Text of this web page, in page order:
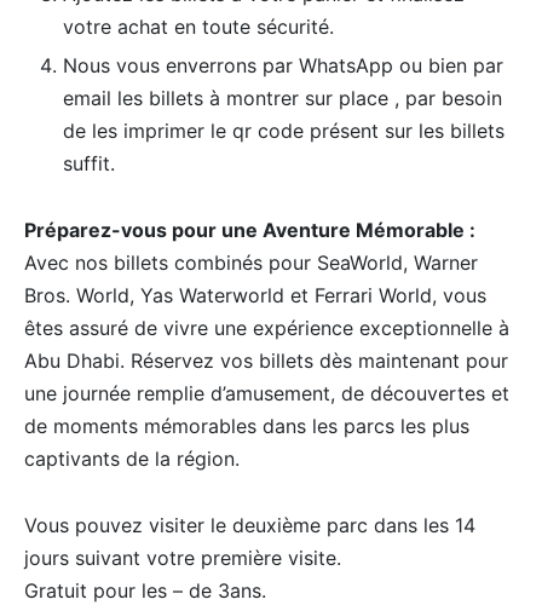
votre achat en toute sécurité.
Nous vous enverrons par WhatsApp ou bien par
email les billets à montrer sur place , par besoin
de les imprimer le qr code présent sur les billets
suffit.
Préparez-vous pour une Aventure Mémorable :
Avec nos billets combinés pour SeaWorld, Warner
Bros. World, Yas Waterworld et Ferrari World, vous
êtes assuré de vivre une expérience exceptionnelle à
Abu Dhabi. Réservez vos billets dès maintenant pour
une journée remplie d’amusement, de découvertes et
de moments mémorables dans les parcs les plus
captivants de la région.
Vous pouvez visiter le deuxième parc dans les 14
jours suivant votre première visite.
Gratuit pour les – de 3ans.